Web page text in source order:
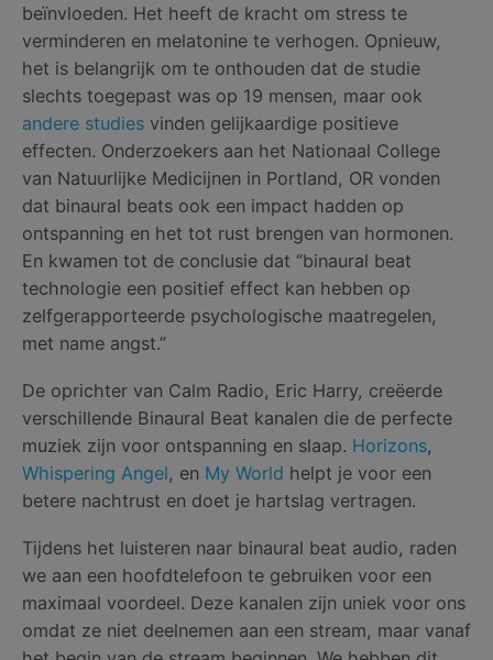
beïnvloeden. Het heeft de kracht om stress te
verminderen en melatonine te verhogen. Opnieuw,
het is belangrijk om te onthouden dat de studie
slechts toegepast was op 19 mensen, maar ook
andere studies vinden gelijkaardige positieve
effecten. Onderzoekers aan het Nationaal College
van Natuurlijke Medicijnen in Portland, OR vonden
dat binaural beats ook een impact hadden op
ontspanning en het tot rust brengen van hormonen.
En kwamen tot de conclusie dat “binaural beat
technologie een positief effect kan hebben op
zelfgerapporteerde psychologische maatregelen,
met name angst.”
De oprichter van Calm Radio, Eric Harry, creëerde
verschillende Binaural Beat kanalen die de perfecte
muziek zijn voor ontspanning en slaap. Horizons,
Whispering Angel, en My World helpt je voor een
betere nachtrust en doet je hartslag vertragen.
Tijdens het luisteren naar binaural beat audio, raden
we aan een hoofdtelefoon te gebruiken voor een
maximaal voordeel. Deze kanalen zijn uniek voor ons
omdat ze niet deelnemen aan een stream, maar vanaf